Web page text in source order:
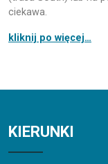
ciekawa.
kliknij po więcej…
KIERUNKI